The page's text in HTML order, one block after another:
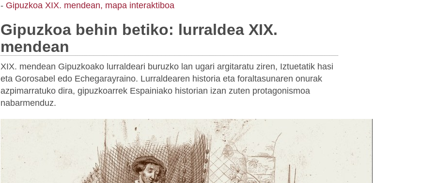
- Gipuzkoa XIX. mendean, mapa interaktiboa
Gipuzkoa behin betiko: lurraldea XIX.
mendean
XIX. mendean Gipuzkoako lurraldeari buruzko lan ugari argitaratu ziren, Iztuetatik hasi
eta Gorosabel edo Echegarayraino. Lurraldearen historia eta foraltasunaren onurak
azpimarratuko dira, gipuzkoarrek Espainiako historian izan zuten protagonismoa
nabarmenduz.